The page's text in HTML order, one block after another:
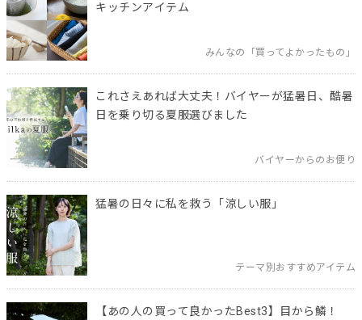
キッチンアイテム
みんなの「買ってよかったもの」
これさえあれば大丈夫！バイヤーが猛暑日、酷暑
日を乗り切る夏服選びました
バイヤーからのお便り
猛暑の日々に私を救う「涼しい服」
テーマ別おすすめアイテム
【あの人の買って良かったBest3】目から鱗！